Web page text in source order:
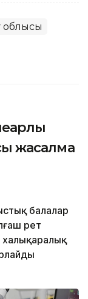
облысы
жасалмақ
балалар
рет